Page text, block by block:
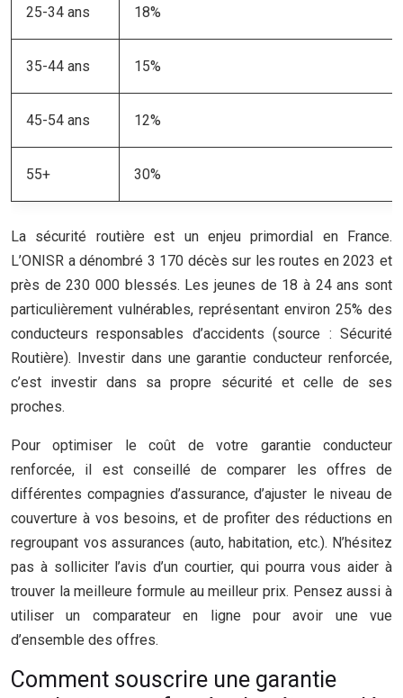
25-34 ans 18%
35-44 ans 15%
45-54 ans 12%
55+ 30%
La sécurité routière est un enjeu primordial en France.
L’ONISR a dénombré 3 170 décès sur les routes en 2023 et
près de 230 000 blessés. Les jeunes de 18 à 24 ans sont
particulièrement vulnérables, représentant environ 25% des
conducteurs responsables d’accidents (source : Sécurité
Routière). Investir dans une garantie conducteur renforcée,
c’est investir dans sa propre sécurité et celle de ses
proches.
Pour optimiser le coût de votre garantie conducteur
renforcée, il est conseillé de comparer les offres de
différentes compagnies d’assurance, d’ajuster le niveau de
couverture à vos besoins, et de profiter des réductions en
regroupant vos assurances (auto, habitation, etc.). N’hésitez
pas à solliciter l’avis d’un courtier, qui pourra vous aider à
trouver la meilleure formule au meilleur prix. Pensez aussi à
utiliser un comparateur en ligne pour avoir une vue
d’ensemble des offres.
Comment souscrire une garantie